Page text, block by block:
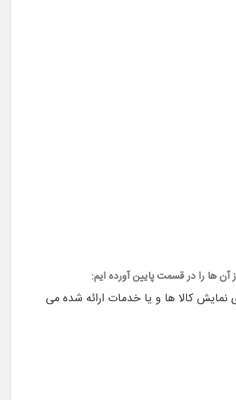
ها را در قسمت پایین آورده ایم:
کالا ها و یا خدمات ارائه شده می